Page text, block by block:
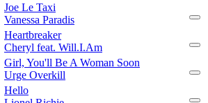
Joe Le Taxi
Vanessa Paradis
Heartbreaker
Cheryl feat. Will.I.Am
Girl, You'll Be A Woman Soon
Urge Overkill
Hello